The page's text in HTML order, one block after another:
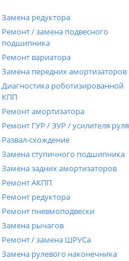
Замена редуктора
Ремонт / замена подвесного
подшипника
Ремонт вариатора
Замена передних амортизаторов
Диагностика роботизированной
КПП
Ремонт амортизатора
Ремонт ГУР / ЭУР / усилителя руля
Развал-схождение
Замена ступичного подшипника
Замена задних амортизаторов
Ремонт АКПП
Ремонт редуктора
Ремонт пневмоподвески
Замена рычагов
Ремонт / замена ШРУСа
Замена рулевого наконечника